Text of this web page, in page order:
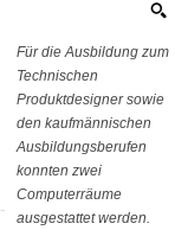
Für die Ausbildung zum
Technischen
Produktdesigner sowie
den kaufmännischen
Ausbildungsberufen
konnten zwei
Computerräume
ausgestattet werden.